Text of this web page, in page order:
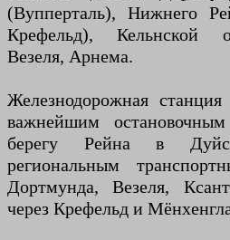
(Вупперталь), Нижнего
Крефельд), Кельнской
Везеля, Арнема.
Железнодорожная станция
важнейшим
берегу Рейна в
региональным
Дортмунда, Везеля,
через Крефельд и